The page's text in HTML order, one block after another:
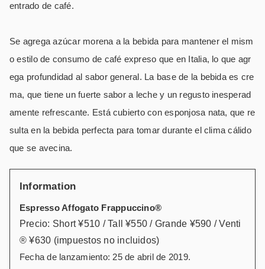
entrado de café.
Se agrega azúcar morena a la bebida para mantener el mism
o estilo de consumo de café expreso que en Italia, lo que agr
ega profundidad al sabor general. La base de la bebida es cre
ma, que tiene un fuerte sabor a leche y un regusto inesperad
amente refrescante. Está cubierto con esponjosa nata, que re
sulta en la bebida perfecta para tomar durante el clima cálido
que se avecina.
Information
Espresso Affogato Frappuccino®
Precio: Short ¥510 / Tall ¥550 / Grande ¥590 / Venti
® ¥630 (impuestos no incluidos)
Fecha de lanzamiento: 25 de abril de 2019.